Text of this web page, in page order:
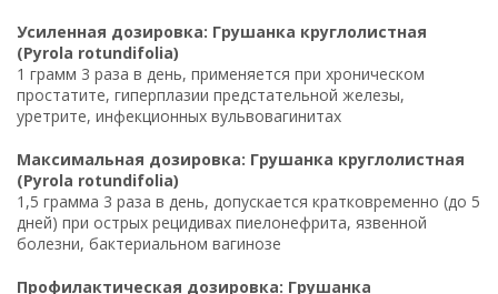
Усиленная дозировка: Грушанка круглолистная
(Pyrola rotundifolia)
1 грамм 3 раза в день, применяется при хроническом
простатите, гиперплазии предстательной железы,
уретрите, инфекционных вульвовагинитах
Максимальная дозировка: Грушанка круглолистная
(Pyrola rotundifolia)
1,5 грамма 3 раза в день, допускается кратковременно (до 5
дней) при острых рецидивах пиелонефрита, язвенной
болезни, бактериальном вагинозе
Профилактическая дозировка: Грушанка